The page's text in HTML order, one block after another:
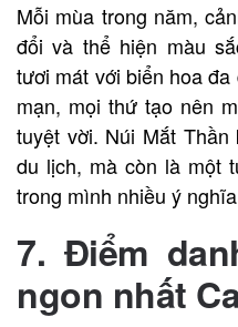
Mỗi mùa trong năm,
đổi và thể hiện màu
tươi mát với biển hoa
mạn, mọi thứ tạo nên
tuyệt vời. Núi Mắt
du lịch, mà còn là một
trong mình nhiều ý
7. Điểm
ngon nhất